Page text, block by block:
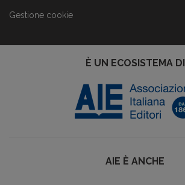
Gestione cookie
È UN ECOSISTEMA DI
AIE È ANCHE